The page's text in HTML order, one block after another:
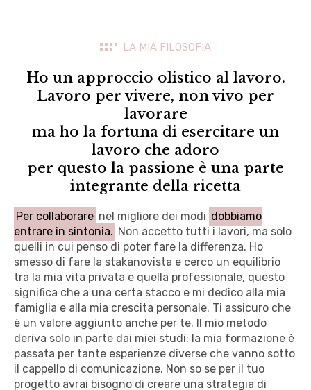
LA MIA FILOSOFIA
Ho un approccio olistico al lavoro.
Lavoro per vivere, non vivo per
lavorare
ma ho la fortuna di esercitare un
lavoro che adoro
per questo la passione è una parte
integrante della ricetta
Per collaborare nel migliore dei modi dobbiamo
entrare in sintonia. Non accetto tutti i lavori, ma solo
quelli in cui penso di poter fare la differenza. Ho
smesso di fare la stakanovista e cerco un equilibrio
tra la mia vita privata e quella professionale, questo
significa che a una certa stacco e mi dedico alla mia
famiglia e alla mia crescita personale. Ti assicuro che
è un valore aggiunto anche per te. Il mio metodo
deriva solo in parte dai miei studi: la mia formazione è
passata per tante esperienze diverse che vanno sotto
il cappello di comunicazione. Non so se per il tuo
progetto avrai bisogno di creare una strategia di